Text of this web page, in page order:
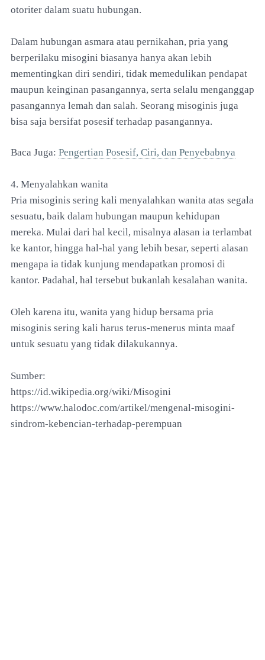
otoriter dalam suatu hubungan.
Dalam hubungan asmara atau pernikahan, pria yang
berperilaku misogini biasanya hanya akan lebih
mementingkan diri sendiri, tidak memedulikan pendapat
maupun keinginan pasangannya, serta selalu menganggap
pasangannya lemah dan salah. Seorang misoginis juga
bisa saja bersifat posesif terhadap pasangannya.
Baca Juga: Pengertian Posesif, Ciri, dan Penyebabnya
4. Menyalahkan wanita
Pria misoginis sering kali menyalahkan wanita atas segala
sesuatu, baik dalam hubungan maupun kehidupan
mereka. Mulai dari hal kecil, misalnya alasan ia terlambat
ke kantor, hingga hal-hal yang lebih besar, seperti alasan
mengapa ia tidak kunjung mendapatkan promosi di
kantor. Padahal, hal tersebut bukanlah kesalahan wanita.
Oleh karena itu, wanita yang hidup bersama pria
misoginis sering kali harus terus-menerus minta maaf
untuk sesuatu yang tidak dilakukannya.
Sumber:
https://id.wikipedia.org/wiki/Misogini
https://www.halodoc.com/artikel/mengenal-misogini-
sindrom-kebencian-terhadap-perempuan